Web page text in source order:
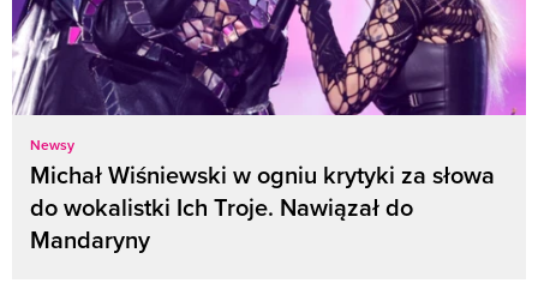
Newsy
Michał Wiśniewski w ogniu krytyki za słowa
do wokalistki Ich Troje. Nawiązał do
Mandaryny